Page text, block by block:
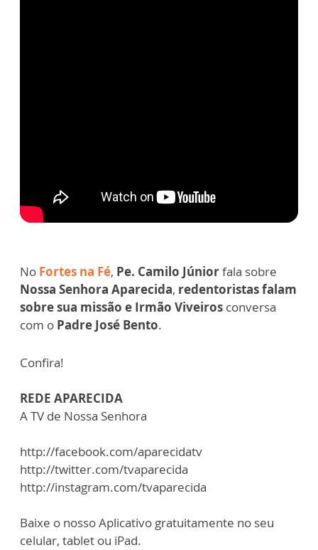
No Fortes na Fé, Pe. Camilo Júniorfala sobre
Nossa Senhora Aparecida, redentoristas falam
sobre sua missão e Irmão Viveiros conversa
com o Padre José Bento.
Confira!
REDE APARECIDA
A TV de Nossa Senhora
http://facebook.com/aparecidatv
http://twitter.com/tvaparecida
http://instagram.com/tvaparecida
Baixe o nosso Aplicativo gratuitamente no seu
celular, tablet ou iPad.